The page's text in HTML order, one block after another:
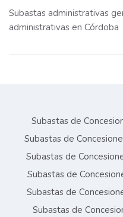
Subastas administrativas
administrativas en Córdoba
Subastas de
Subastas de
Subastas de
Subastas de
Subastas de
Subastas de